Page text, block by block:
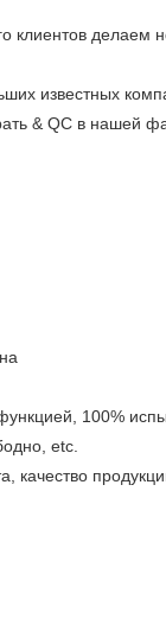
клиентов делаем
известных
& QC в нашей
100%
etc.